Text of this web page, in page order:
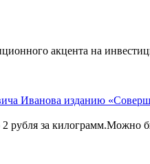
акцента на
Иванова изданию
рубля за килограмм.Можно